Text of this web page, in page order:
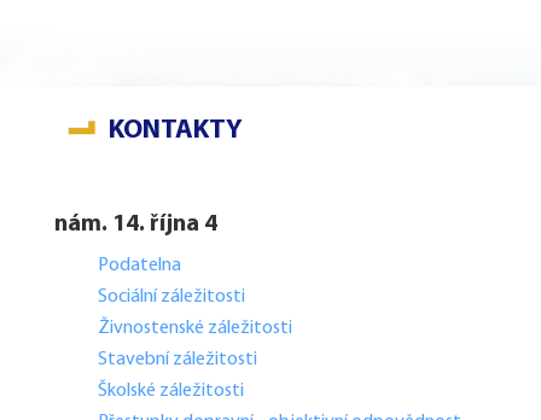
KONTAKTY
nám. 14. října 4
Podatelna
Sociální záležitosti
Živnostenské záležitosti
Stavební záležitosti
Školské záležitosti